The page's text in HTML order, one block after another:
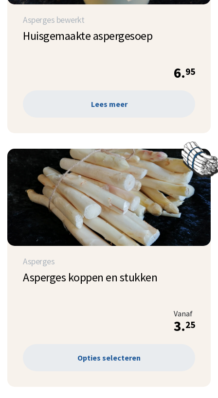
Asperges bewerkt
Huisgemaakte aspergesoep
6.95
Lees meer
Asperges
Asperges koppen en stukken
Vanaf
3.25
Opties selecteren